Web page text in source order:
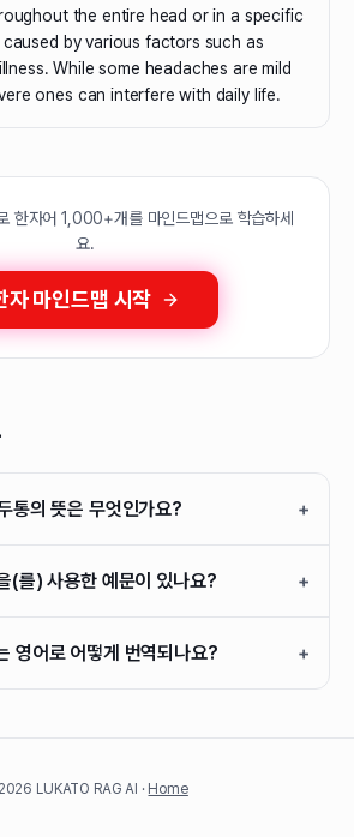
the entire head or in a specific
by various factors such as
While some headaches are mild
ones can interfere with daily life.
한자어 1,000+개를 마인드맵으로 학습하세
요.
자 마인드맵 시작
통의 뜻은 무엇인가요? +
(를) 사용한 예문이 있나요? +
영어로 어떻게 번역되나요? +
2026 LUKATO RAG AI · Home